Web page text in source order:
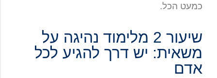
כמעט הכל.
שיעור 2 מלימוד נהיגה על
משאית: יש דרך להגיע לכל
אדם